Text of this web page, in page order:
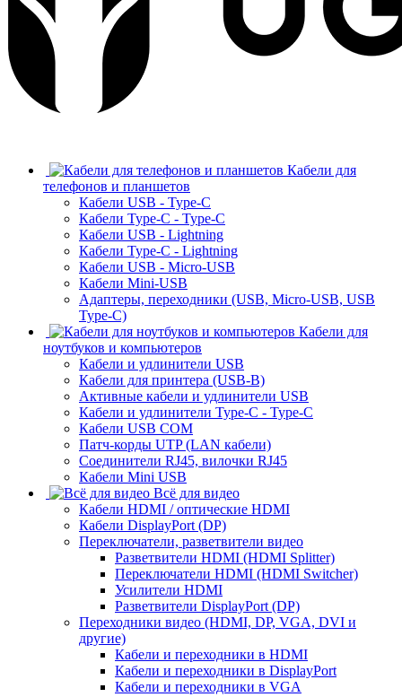
Кабели для
телефонов и планшетов
Кабели USB - Type-C
Кабели Type-C - Type-C
Кабели USB - Lightning
Кабели Type-C - Lightning
Кабели USB - Micro-USB
Кабели Mini-USB
Адаптеры, переходники (USB, Micro-USB, USB
Type-C)
Кабели для
ноутбуков и компьютеров
Кабели и удлинители USB
Кабели для принтера (USB-B)
Активные кабели и удлинители USB
Кабели и удлинители Type-C - Type-C
Кабели USB COM
Патч-корды UTP (LAN кабели)
Соединители RJ45, вилочки RJ45
Кабели Mini USB
Всё для видео
Кабели HDMI / оптические HDMI
Кабели DisplayPort (DP)
Переключатели, разветвители видео
Разветвители HDMI (HDMI Splitter)
Переключатели HDMI (HDMI Switcher)
Усилители HDMI
Разветвители DisplayPort (DP)
Переходники видео (HDMI, DP, VGA, DVI и
другие)
Кабели и переходники в HDMI
Кабели и переходники в DisplayPort
Кабели и переходники в VGA